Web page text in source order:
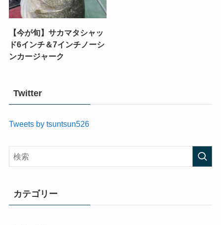
【今が旬】サカマタシャッ
ド6インチ＆7インチノーシ
ンカージャーク
Twitter
Tweets by tsuntsun526
カテゴリー